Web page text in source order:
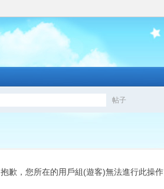
帖子
索
抱歉，您所在的用戶組(遊客)無法進行此操作